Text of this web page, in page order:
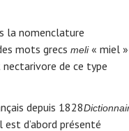
la nomenclature
mots grecs meli« miel »
de ce type
depuis 1828
est d’abord présenté